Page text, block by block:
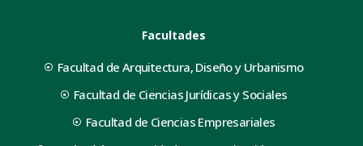
Facultades
Facultad de Arquitectura, Diseño y Urbanismo
Facultad de Ciencias Jurídicas y Sociales
Facultad de Ciencias Empresariales